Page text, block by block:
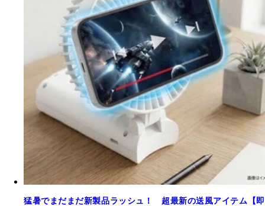
猛暑でまだまだ新製品ラッシュ！ 超最新の送風アイテム【即